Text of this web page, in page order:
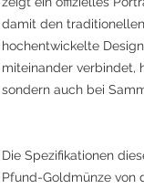
damit den
hochentwickelte
miteinander verbindet,
sondern auch bei
Die Spezifikationen
Pfund-Goldmünze von